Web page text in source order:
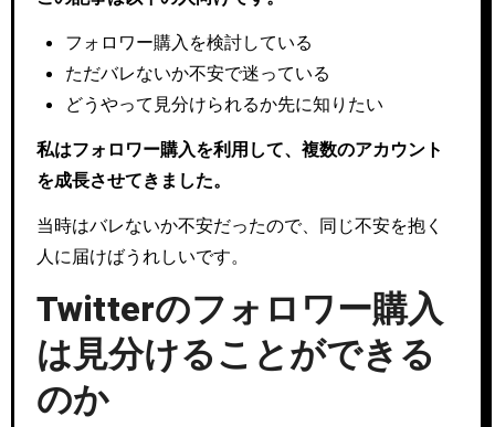
フォロワー購入を検討している
ただバレないか不安で迷っている
どうやって見分けられるか先に知りたい
私はフォロワー購入を利用して、複数のアカウント
を成長させてきました。
当時はバレないか不安だったので、同じ不安を抱く
人に届けばうれしいです。
Twitterのフォロワー購入
は見分けることができる
のか